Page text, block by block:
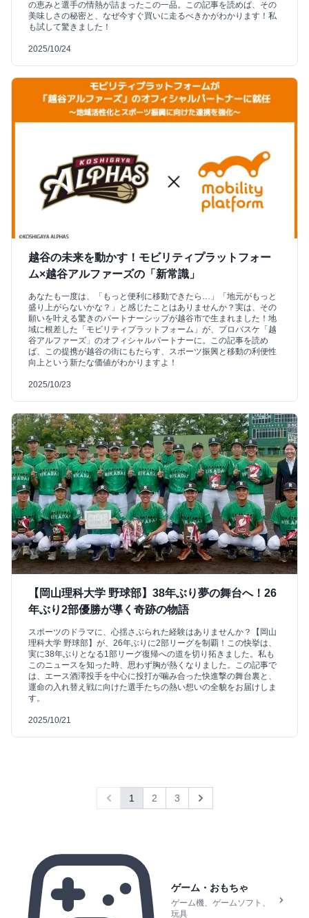
ゲーム・おもちゃ
ゲーム機、ゲームソフト、
玩具
の恵みと選手の情熱が詰まったこの一品。この記事を読めば、その
美味しさの秘密と、なぜ今すぐ買いに走るべきかがわかります！私
も試して驚きました！
2025/10/24
越谷の未来を動かす！モビリティプラットフォー
ム×越谷アルファーズの「新常識」
あなたも一度は、「もっと便利に移動できたら…」「地元がもっと
盛り上がらないかな？」と感じたことはありませんか？実は、その
願いを叶える驚きのパートナーシップが越谷市で生まれました！地
域に根差した「モビリティプラットフォーム」が、プロバスケ「越
谷アルファーズ」のオフィシャルパートナーに。この記事を読め
ば、この提携が越谷の街にもたらす、スポーツ振興と移動の利便性
向上という新たな価値がわかりますよ！
2025/10/23
【岡山理科大学 野球部】38年ぶり夢の舞台へ！26
年ぶり2部優勝が導く奇跡の物語
スポーツのドラマに、心揺さぶられた経験はありませんか？【岡山
理科大学 野球部】が、26年ぶりに2部リーグを制覇！この快挙は、
実に38年ぶりとなる1部リーグ復帰への道を切り拓きました。私も
このニュースを知った時、思わず胸が熱くなりました。この記事で
は、エース酒澤投手を中心に投打が噛み合った快進撃の舞台裏と、
運命の入れ替え戦に向けた選手たちの熱い想いの全貌をお届けしま
す。
2025/10/21
Previous
1 2 3 Next